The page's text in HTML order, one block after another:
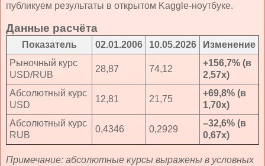
публикуем результаты в открытом Kaggle-ноутбуке.
Данные расчёта
Показатель 02.01.2006 10.05.2026
Изменение
Рыночный курс
USD/RUB
28,87 74,12
+156,7% (в
2,57x)
Абсолютный курс
USD
12,81 21,75
+69,8% (в
1,70x)
Абсолютный курс
RUB
0,4346 0,2929
–32,6% (в
0,67x)
Примечание: абсолютные курсы выражены в условных